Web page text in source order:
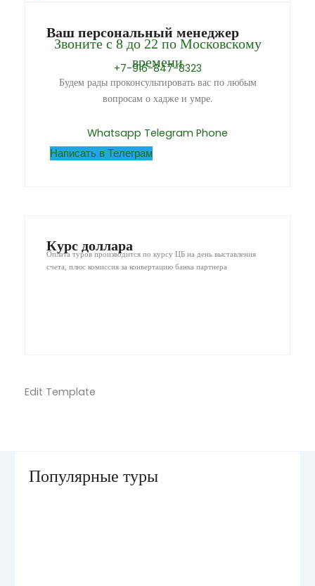
Ваш персональный менеджер
Звоните с 8 до 22 по Московскому
времени
+7-916-847-8323
Будем рады проконсультировать вас по любым
вопросам о хадже и умре.
Whatsapp Telegram Phone
Написать в Телеграм
Курс доллара
Оплата туров производится по курсу ЦБ на день выставления
счета, плюс комиссия за конвертацию банка партнера
Edit Template
Популярные туры